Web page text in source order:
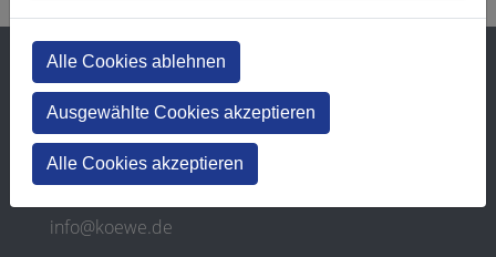
ADRESSE
Dr.-Gessler-Straße 41-47
93051 Regensburg
info
koewe.de
Alle Cookies ablehnen
Ausgewählte Cookies akzeptieren
Alle Cookies akzeptieren